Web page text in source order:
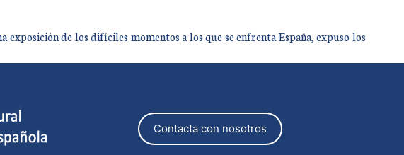
de los difíciles momentos a los que se enfrenta España, expuso los
Contacta con nosotros